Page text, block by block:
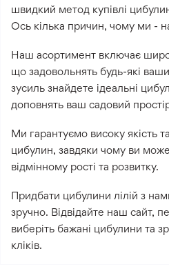
швидкий метод купівлі
Ось кілька причин, чому ми -
Наш асортимент включає
що задовольнять будь-які
зусиль знайдете ідеальні
доповнять ваш садовий
Ми гарантуємо високу якість
цибулин, завдяки чому ви
відмінному рості та розвитку.
Придбати цибулини лілій з
зручно. Відвідайте наш сайт,
виберіть бажані цибулини та
кліків.